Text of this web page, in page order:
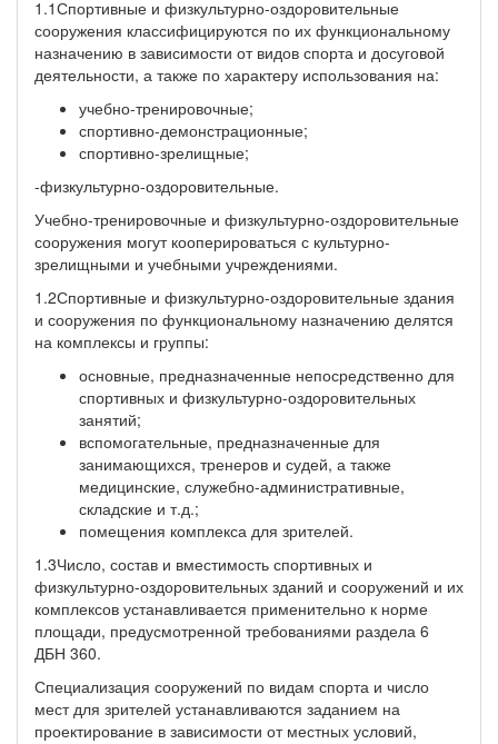
1.1Спортивные и физкультурно-оздоровительные
сооружения классифицируются по их функциональному
назначению в зависимости от видов спорта и досуговой
деятельности, а также по характеру использования на:
учебно-тренировочные;
спортивно-демонстрационные;
спортивно-зрелищные;
-физкультурно-оздоровительные.
Учебно-тренировочные и физкультурно-оздоровительные
сооружения могут кооперироваться с культурно-
зрелищными и учебными учреждениями.
1.2Спортивные и физкультурно-оздоровительные здания
и сооружения по функциональному назначению делятся
на комплексы и группы:
основные, предназначенные непосредственно для
спортивных и физкультурно-оздоровительных
занятий;
вспомогательные, предназначенные для
занимающихся, тренеров и судей, а также
медицинские, служебно-административные,
складские и т.д.;
помещения комплекса для зрителей.
1.3Число, состав и вместимость спортивных и
физкультурно-оздоровительных зданий и сооружений и их
комплексов устанавливается применительно к норме
площади, предусмотренной требованиями раздела 6
ДБН 360.
Специализация сооружений по видам спорта и число
мест для зрителей устанавливаются заданием на
проектирование в зависимости от местных условий,